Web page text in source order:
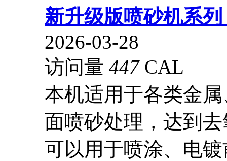
新升级版喷砂机系列
2026-03-28
访问量 447 CAL
本机适用于各类金
面喷砂处理，达到
可以用于喷涂、电